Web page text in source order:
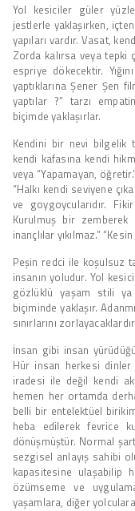
Yol kesiciler güler
jestlerle yaklaşırken,
yapıları vardır. Vasat,
Zorda kalırsa veya tepki
espriye dökecektir.
yaptıklarına Şener Şen
yaptılar ?” tarzı
biçimde yaklaşırlar.
Kendini bir nevi bilgelik
kendi kafasına kendi
veya “Yapamayan,
“Halkı kendi seviyene
ve goygoycularıdır.
Kurulmuş bir
inançlılar yıkılmaz.”
Peşin redci ile koşulsuz
insanın yoludur. Yol
gözlüklü yaşam stili
biçiminde yaklaşır.
sınırlarını zorlayacaklardır.
İnsan gibi insan
Hür insan herkesi dinler
iradesi ile değil kendi
hemen her ortamda
belli bir entelektüel
heba edilerek fevrice
dönüşmüştür. Normal
sezgisel anlayış sahibi
kapasitesine ulaşabilip
özümseme ve
yaşamlara, diğer